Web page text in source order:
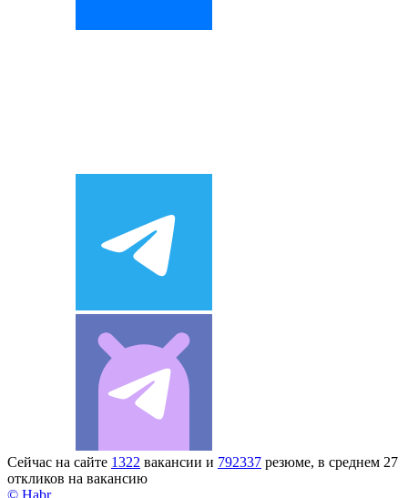
Сейчас на сайте 1322 вакансии и 792337 резюме, в среднем 27
откликов на вакансию
© Habr